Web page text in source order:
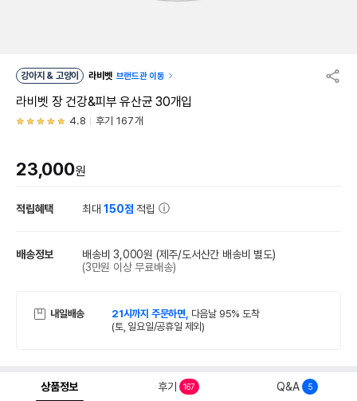
강아지 & 고양이 라비벳 브랜드관 이동
라비벳 장 건강&피부 유산균 30개입
4.8 후기 167개
23,000원
적립혜택 최대150점 적립
배송정보 배송비 3,000원 (제주/도서산간 배송비 별도)
(3만원 이상 무료배송)
내일배송 21시까지 주문하면, 다음날 95% 도착
(토, 일요일/공휴일 제외)
상품정보 후기 167 Q&A 5